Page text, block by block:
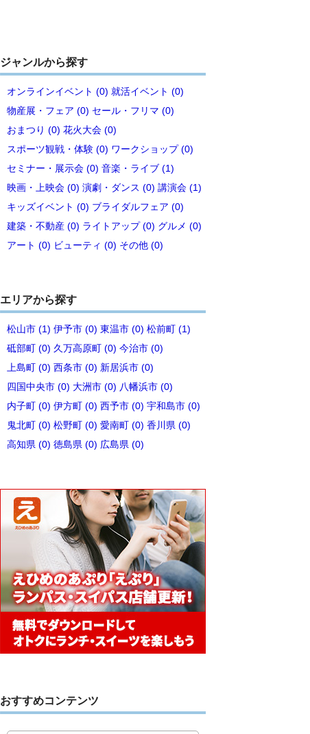
ジャンルから探す
オンラインイベント (0) 就活イベント (0)
物産展・フェア (0) セール・フリマ (0)
おまつり (0) 花火大会 (0)
スポーツ観戦・体験 (0) ワークショップ (0)
セミナー・展示会 (0) 音楽・ライブ (1)
映画・上映会 (0) 演劇・ダンス (0) 講演会 (1)
キッズイベント (0) ブライダルフェア (0)
建築・不動産 (0) ライトアップ (0) グルメ (0)
アート (0) ビューティ (0) その他 (0)
エリアから探す
松山市 (1) 伊予市 (0) 東温市 (0) 松前町 (1)
砥部町 (0) 久万高原町 (0) 今治市 (0)
上島町 (0) 西条市 (0) 新居浜市 (0)
四国中央市 (0) 大洲市 (0) 八幡浜市 (0)
内子町 (0) 伊方町 (0) 西予市 (0) 宇和島市 (0)
鬼北町 (0) 松野町 (0) 愛南町 (0) 香川県 (0)
高知県 (0) 徳島県 (0) 広島県 (0)
おすすめコンテンツ